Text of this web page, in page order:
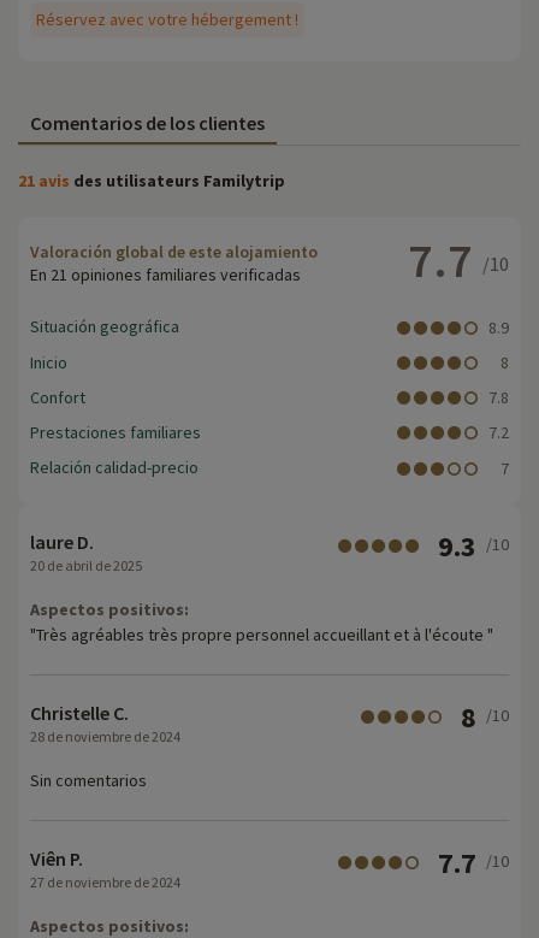
Réservez avec votre hébergement !
Comentarios de los clientes
21 avis des utilisateurs Familytrip
Valoración global de este alojamiento
En 21 opiniones familiares verificadas
7.7 /10
Situación geográfica
8.9
Inicio
8
Confort
7.8
Prestaciones familiares
7.2
Relación calidad-precio
7
laure D.
20 de abril de 2025
9.3 /10
Aspectos positivos:
"Très agréables très propre personnel accueillant et à l'écoute "
Christelle C.
28 de noviembre de 2024
8 /10
Sin comentarios
Viên P.
27 de noviembre de 2024
7.7 /10
Aspectos positivos: